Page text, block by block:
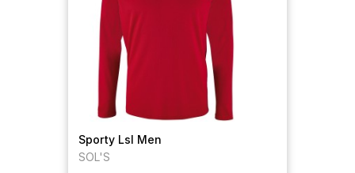
Sporty Lsl Men
SOL'S